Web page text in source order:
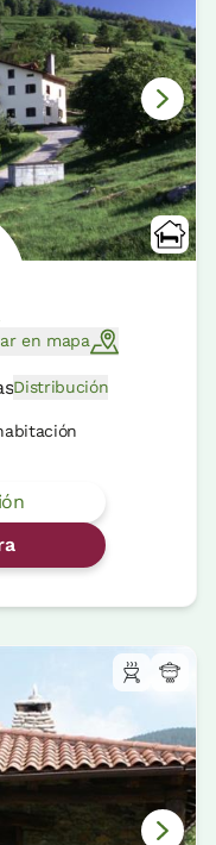
en mapa
Distribución